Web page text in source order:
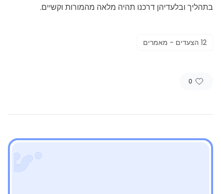
בתהליך ובלעדיהן דרכנו תהיה מלאה מהמורות וקשיים.
12 הצעדים - מאמרים
0